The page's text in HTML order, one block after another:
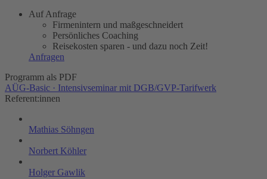
Auf Anfrage
Firmenintern und maßgeschneidert
Persönliches Coaching
Reisekosten sparen - und dazu noch Zeit!
Anfragen
Programm als PDF
AÜG-Basic · Intensivseminar mit DGB/GVP-Tarifwerk
Referent:innen
Mathias Söhngen
Norbert Köhler
Holger Gawlik